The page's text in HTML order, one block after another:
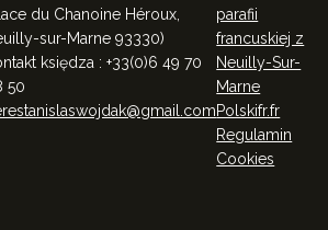
du Chanoine Héroux,
sur-Marne 93330)
księdza : +33(0)6 49 70
50
parafii
francuskiej z
Neuilly-Sur-
Marne
Polskifr.fr
Regulamin
Cookies